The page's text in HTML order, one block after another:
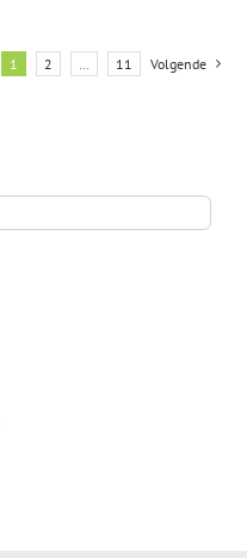
1 2 11 Volgende